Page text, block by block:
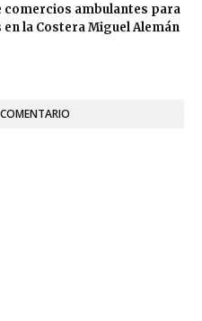
comercios ambulantes para
la Costera Miguel Alemán